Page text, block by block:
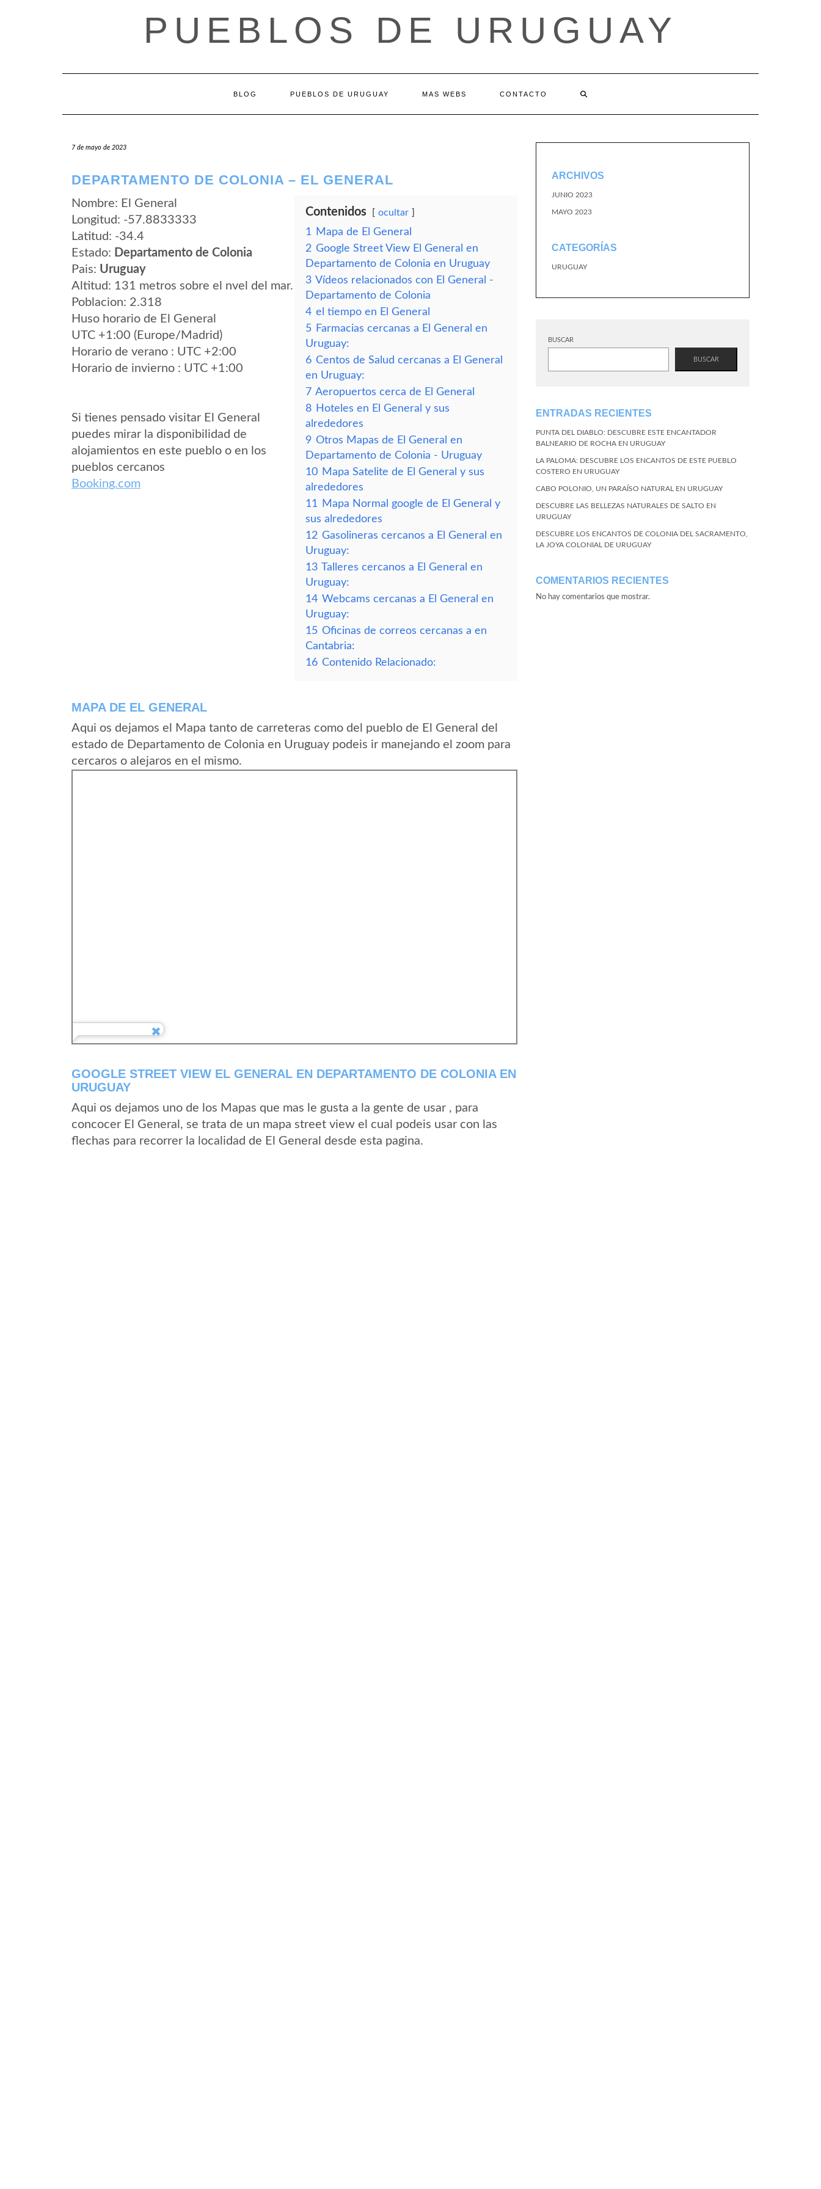
PUEBLOS DE URUGUAY
BLOG PUEBLOS DE URUGUAY MAS WEBS CONTACTO
7 de mayo de 2023
DEPARTAMENTO DE COLONIA – EL GENERAL
Nombre: El General
Longitud: -57.8833333
Latitud: -34.4
Estado: Departamento de Colonia
Pais: Uruguay
Altitud: 131 metros sobre el nvel del mar.
Poblacion: 2.318
Huso horario de El General
UTC +1:00 (Europe/Madrid)
Horario de verano : UTC +2:00
Horario de invierno : UTC +1:00
Si tienes pensado visitar El General
puedes mirar la disponibilidad de
alojamientos en este pueblo o en los
pueblos cercanos
Booking.com
Contenidos ocultar
1
Mapa de El General
2 Google Street View El General en
Departamento de Colonia en Uruguay
3 Vídeos relacionados con El General -
Departamento de Colonia
4 el tiempo en El General
5 Farmacias cercanas a El General en
Uruguay:
6 Centos de Salud cercanas a El General
en Uruguay:
7 Aeropuertos cerca de El General
8 Hoteles en El General y sus
alrededores
9 Otros Mapas de El General en
Departamento de Colonia - Uruguay
10 Mapa Satelite de El General y sus
alrededores
11
Mapa Normal google de El General y
sus alrededores
12 Gasolineras cercanos a El General en
Uruguay:
13 Talleres cercanos a El General en
Uruguay:
14 Webcams cercanas a El General en
Uruguay:
15 Oficinas de correos cercanas a en
Cantabria:
16 Contenido Relacionado:
MAPA DE EL GENERAL
Aqui os dejamos el Mapa tanto de carreteras como del pueblo de El General del
estado de Departamento de Colonia en Uruguay podeis ir manejando el zoom para
cercaros o alejaros en el mismo.
GOOGLE STREET VIEW EL GENERAL EN DEPARTAMENTO DE COLONIA EN
URUGUAY
Aqui os dejamos uno de los Mapas que mas le gusta a la gente de usar , para
concocer El General, se trata de un mapa street view el cual podeis usar con las
flechas para recorrer la localidad de El General desde esta pagina.
ARCHIVOS
JUNIO 2023
MAYO 2023
CATEGORÍAS
URUGUAY
BUSCAR
BUSCAR
ENTRADAS RECIENTES
PUNTA DEL DIABLO: DESCUBRE ESTE ENCANTADOR
BALNEARIO DE ROCHA EN URUGUAY
LA PALOMA: DESCUBRE LOS ENCANTOS DE ESTE PUEBLO
COSTERO EN URUGUAY
CABO POLONIO, UN PARAÍSO NATURAL EN URUGUAY
DESCUBRE LAS BELLEZAS NATURALES DE SALTO EN
URUGUAY
DESCUBRE LOS ENCANTOS DE COLONIA DEL SACRAMENTO,
LA JOYA COLONIAL DE URUGUAY
COMENTARIOS RECIENTES
No hay comentarios que mostrar.